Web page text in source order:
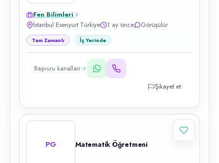
Fen Bilimleri
İstanbul Esenyurt Türkiye
1 ay önce Görüşülür
Tam Zamanlı İş Yerinde
Başvuru kanalları
Şikayet et
PG Matematik Öğretmeni